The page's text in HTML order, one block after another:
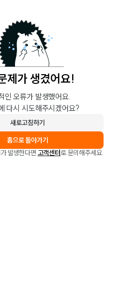
제가 생겼어요!
인 오류가 발생했어요.
다시 시도해주시겠어요?
새로고침하기
홈으로 돌아가기
발생한다면 고객센터로 문의해주세요.